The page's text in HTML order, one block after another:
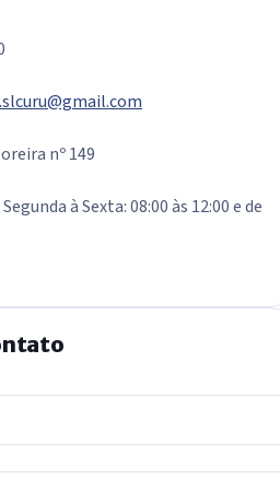
nº 149
Segunda à Sexta: 08:00 às 12:00 e de